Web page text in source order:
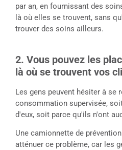
par an, en fournissant des
là où elles se trouvent, sans
trouver des soins ailleurs.
2. Vous pouvez les
là où se trouvent vos
Les gens peuvent hésiter à se
consommation supervisée,
d'eux, soit parce qu'ils n'ont
Une camionnette de
atténuer ce problème, car les